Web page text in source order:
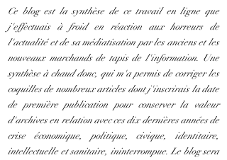
Ce blog est la synthèse de ce travail en ligne que
j'effectuais à froid en réaction aux horreurs de
l'actualité et de sa médiatisation par les anciens et les
nouveaux marchands de tapis de l'information. Une
synthèse à chaud donc, qui m'a permis de corriger les
coquilles de nombreux articles dont j'inscrirais la date
de première publication pour conserver la valeur
d'archives en relation avec ces dix dernières années de
crise économique, politique, civique, identitaire,
intellectuelle et sanitaire, ininterrompue. Le blog sera